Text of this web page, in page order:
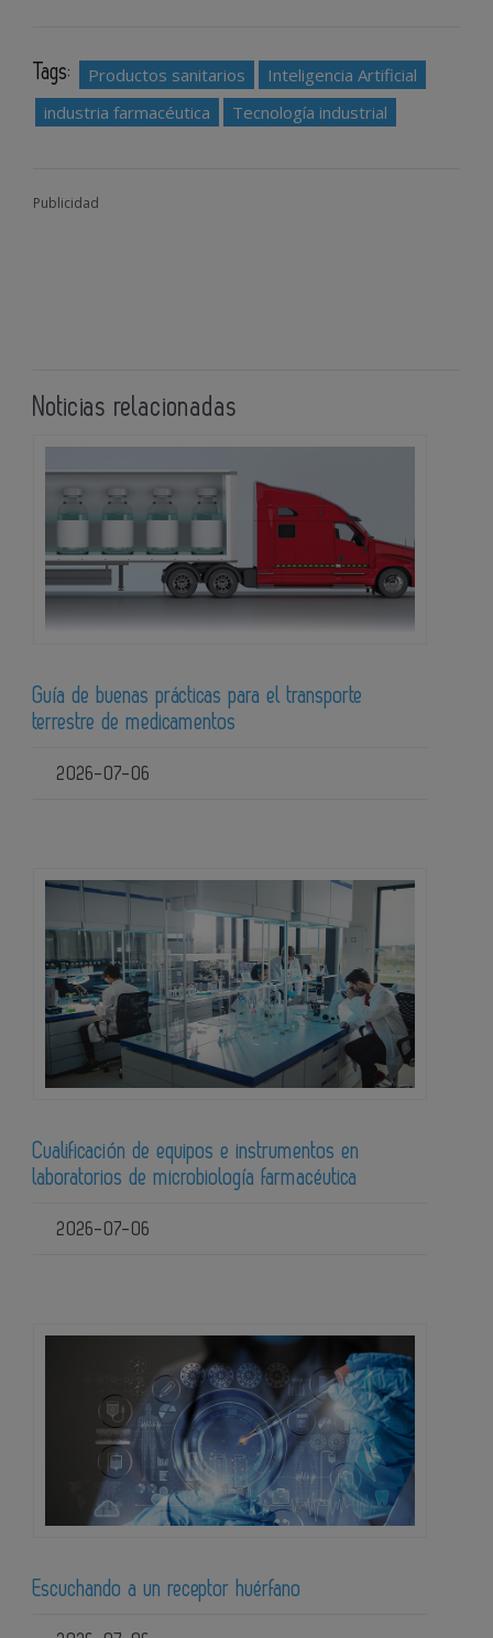
Tags: Productos sanitarios
Inteligencia Artificial
industria farmacéutica
Tecnología industrial
Publicidad
Noticias relacionadas
Guía de buenas prácticas para el transporte
terrestre de medicamentos
2026-07-06
Cualificación de equipos e instrumentos en
laboratorios de microbiología farmacéutica
2026-07-06
Escuchando a un receptor huérfano